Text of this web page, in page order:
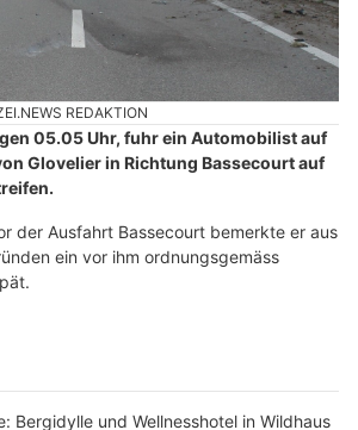
REDAKTION
05.05 Uhr, fuhr ein Automobilist auf
Glovelier in Richtung Bassecourt auf
der Ausfahrt Bassecourt bemerkte er aus
ein vor ihm ordnungsgemäss